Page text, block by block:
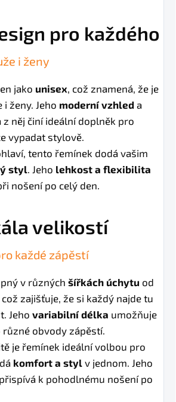
pro každého
i ženy
jako unisex, což znamená, že je
ženy. Jeho moderní vzhled a
něj činí ideální doplněk pro
vypadat stylově.
tento řemínek dodá vašim
styl. Jeho lehkost a flexibilita
nošení po celý den.
velikostí
každé zápěstí
v různých šířkách úchytu od
zajišťuje, že si každý najde tu
Jeho variabilní délka umožňuje
obvody zápěstí.
je řemínek ideální volbou pro
komfort a styl v jednom. Jeho
přispívá k pohodlnému nošení po